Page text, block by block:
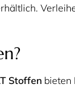
Stoffen bieten